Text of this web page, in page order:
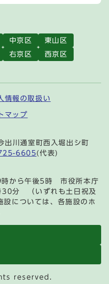
中京区
東山区
右京区
西京区
情報の取扱い
マップ
川通室町西入堀出シ町
6605(代表)
時から午後5時 市役所本庁
30分 （いずれも土日祝及
設については、各施設のホ
reserved.